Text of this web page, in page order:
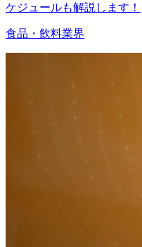
ケジュールも解説します！
食品・飲料業界